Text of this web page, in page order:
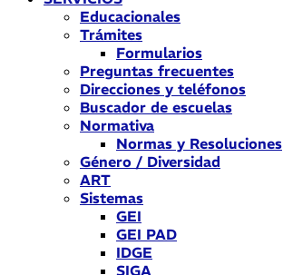
Educacionales
Trámites
Formularios
Preguntas frecuentes
Direcciones y teléfonos
Buscador de escuelas
Normativa
Normas y Resoluciones
Género / Diversidad
ART
Sistemas
GEI
GEI PAD
IDGE
SIGA